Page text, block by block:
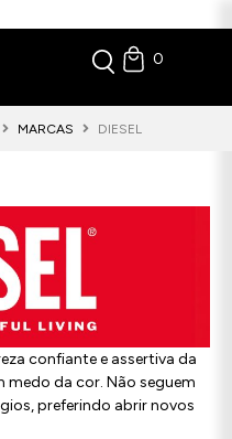
0
MARCAS DIESEL
confiante e assertiva da
medo da cor. Não seguem
preferindo abrir novos